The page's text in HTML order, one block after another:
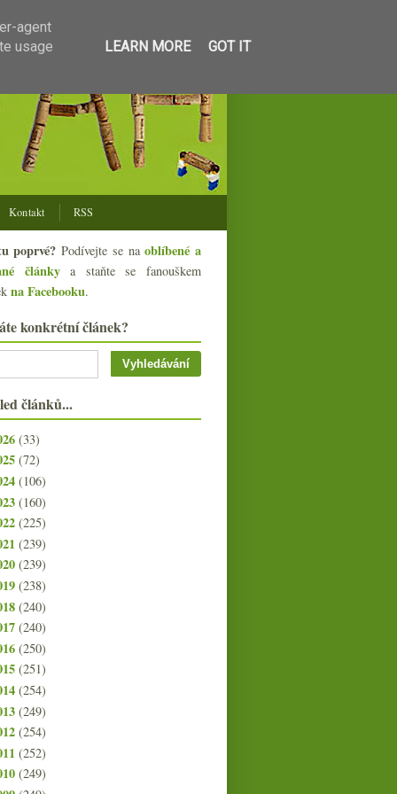
Kontakt RSS
poprvé? Podívejte se naoblíbené a
článkya staňte se fanouškem
na Facebooku.
konkrétní článek?
článků...
(33)
(72)
(106)
(160)
(225)
(239)
(239)
(238)
(240)
(240)
(250)
(251)
(254)
(249)
(254)
(252)
(249)
agent
usage
LEARN MORE GOT IT